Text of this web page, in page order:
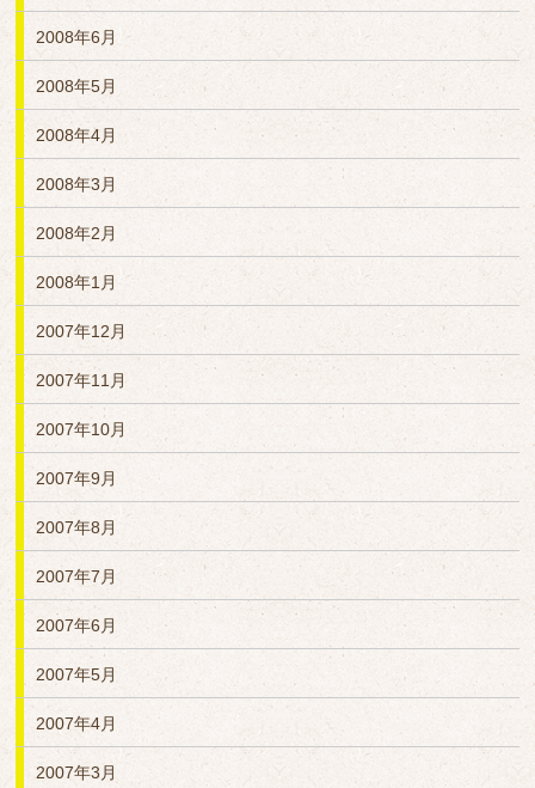
2008年6月
2008年5月
2008年4月
2008年3月
2008年2月
2008年1月
2007年12月
2007年11月
2007年10月
2007年9月
2007年8月
2007年7月
2007年6月
2007年5月
2007年4月
2007年3月